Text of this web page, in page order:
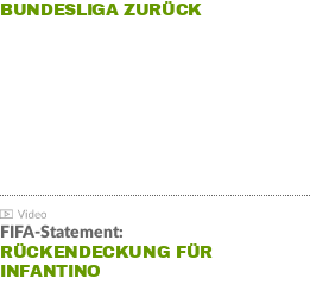
BUNDESLIGA ZURÜCK
FIFA-Statement:
RÜCKENDECKUNG FÜR
INFANTINO